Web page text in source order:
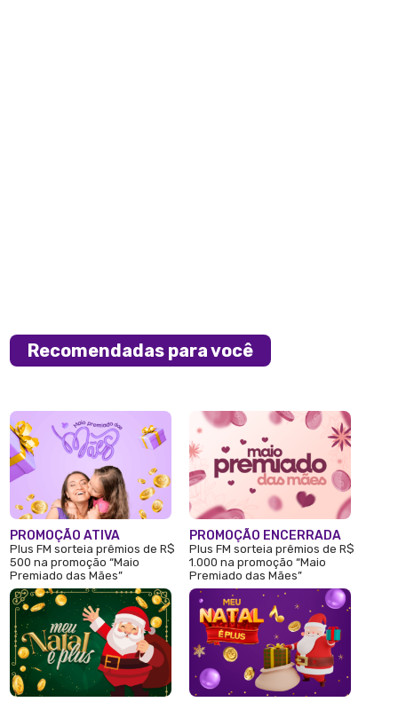
Recomendadas para você
PROMOÇÃO ATIVA
Plus FM sorteia prêmios de R$
500 na promoção “Maio
Premiado das Mães”
PROMOÇÃO ENCERRADA
Plus FM sorteia prêmios de R$
1.000 na promoção “Maio
Premiado das Mães”